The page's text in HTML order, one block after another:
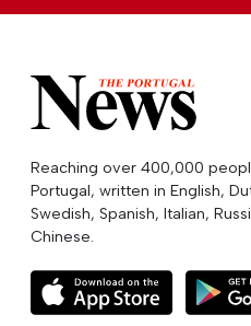
Reaching over 400,000
Portugal, written in English,
Swedish, Spanish, Italian,
Chinese.